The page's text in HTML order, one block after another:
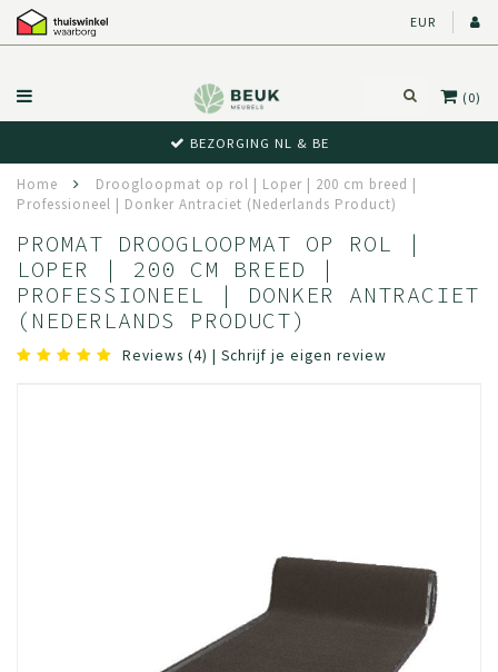
EUR
(0)
BEWUST RETOUR
Home
Droogloopmat op rol | Loper | 200 cm breed |
Professioneel | Donker Antraciet (Nederlands Product)
PROMAT DROOGLOOPMAT OP ROL |
LOPER | 200 CM BREED |
PROFESSIONEEL | DONKER ANTRACIET
(NEDERLANDS PRODUCT)
Reviews (4) | Schrijf je eigen review